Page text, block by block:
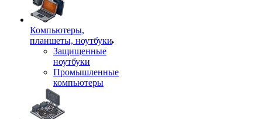
Компьютеры,
планшеты, ноутбуки
Защищенные
ноутбуки
Промышленные
компьютеры